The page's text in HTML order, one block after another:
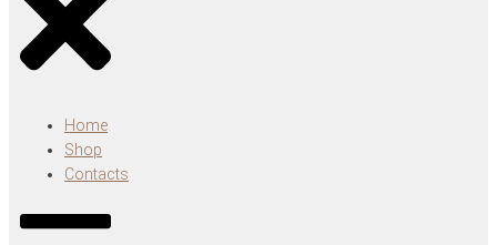
Home
Shop
Contacts